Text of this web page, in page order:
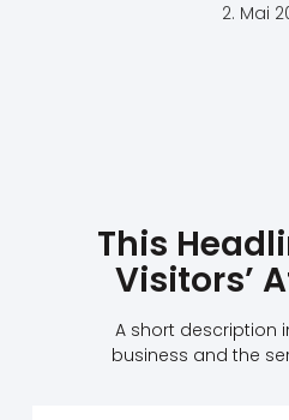
2. Mai
This
Visitors’
A short description
business and the